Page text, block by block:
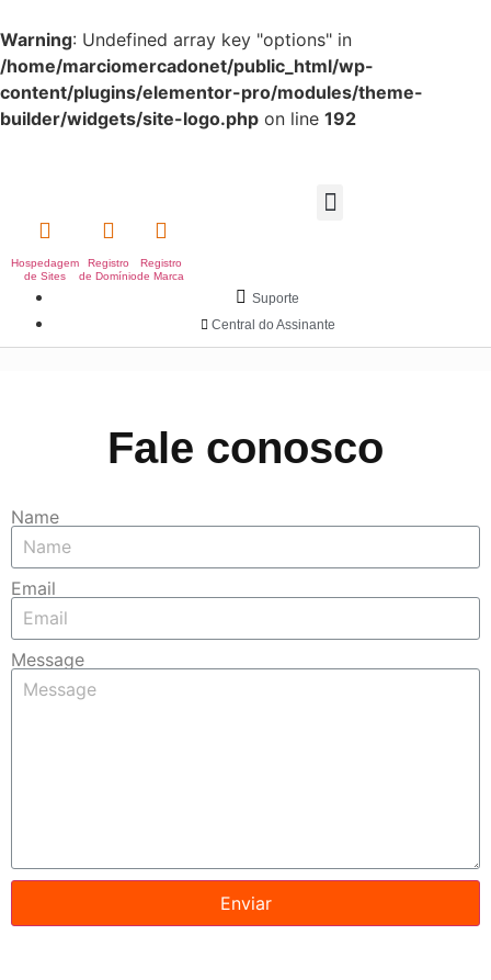
Warning: Undefined array key "options" in
/home/marciomercadonet/public_html/wp-
content/plugins/elementor-pro/modules/theme-
builder/widgets/site-logo.php on line 192
Hospedagem
de Sites
Registro
de Domínio
Registro
de Marca
Suporte
Central do Assinante
Fale conosco
Name
Email
Message
Enviar